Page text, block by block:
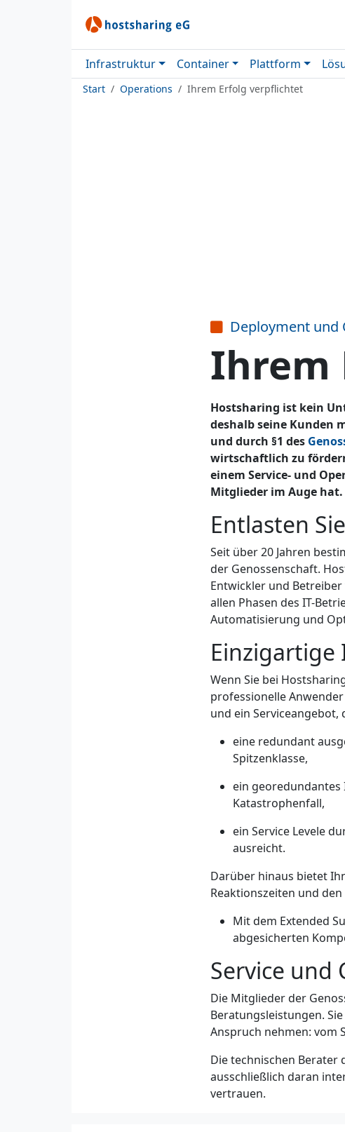
Infrastruktur Container Plattform
Start Operations Ihrem Erfolg verpflichtet
Deployment und
Ihrem
Hostsharing ist kein
deshalb seine Kunden
und durch §1 des
wirtschaftlich zu
einem Service- und
Mitglieder im Auge hat.
Entlasten
Seit über 20 Jahren
der Genossenschaft.
Entwickler und
allen Phasen des IT-
Automatisierung und
Wenn Sie bei
professionelle
und ein Serviceangebot,
eine redundant
Spitzenklasse,
ein
Katastrophenfall,
ein Service Levele
ausreicht.
Darüber hinaus bietet
Reaktionszeiten und
Mit dem Extended
abgesicherten
Service und
Die Mitglieder der
Beratungsleistungen.
Anspruch nehmen: vom
Die technischen Berater
ausschließlich daran
vertrauen.